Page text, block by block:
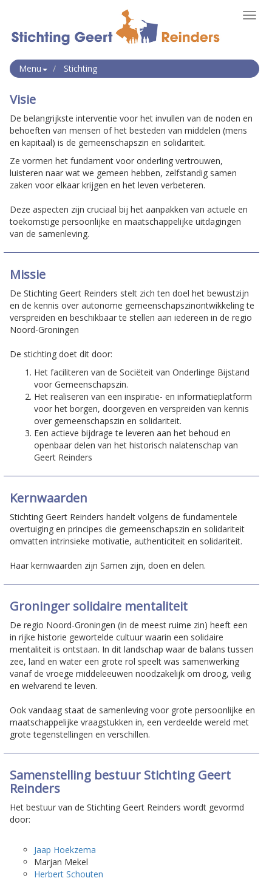
Menu Stichting
Visie
De belangrijkste interventie voor het invullen van de noden en
behoeften van mensen of het besteden van middelen (mens
en kapitaal) is de gemeenschapszin en solidariteit.
Ze vormen het fundament voor onderling vertrouwen,
luisteren naar wat we gemeen hebben, zelfstandig samen
zaken voor elkaar krijgen en het leven verbeteren.
Deze aspecten zijn cruciaal bij het aanpakken van actuele en
toekomstige persoonlijke en maatschappelijke uitdagingen
van de samenleving.
Missie
De Stichting Geert Reinders stelt zich ten doel het bewustzijn
en de kennis over autonome gemeenschapszinontwikkeling te
verspreiden en beschikbaar te stellen aan iedereen in de regio
Noord-Groningen
De stichting doet dit door:
Het faciliteren van de Sociëteit van Onderlinge Bijstand
voor Gemeenschapszin.
Het realiseren van een inspiratie- en informatieplatform
voor het borgen, doorgeven en verspreiden van kennis
over gemeenschapszin en solidariteit.
Een actieve bijdrage te leveren aan het behoud en
openbaar delen van het historisch nalatenschap van
Geert Reinders
Kernwaarden
Stichting Geert Reinders handelt volgens de fundamentele
overtuiging en principes die gemeenschapszin en solidariteit
omvatten intrinsieke motivatie, authenticiteit en solidariteit.
Haar kernwaarden zijn Samen zijn, doen en delen.
Groninger solidaire mentaliteit
De regio Noord-Groningen (in de meest ruime zin) heeft een
in rijke historie gewortelde cultuur waarin een solidaire
mentaliteit is ontstaan. In dit landschap waar de balans tussen
zee, land en water een grote rol speelt was samenwerking
vanaf de vroege middeleeuwen noodzakelijk om droog, veilig
en welvarend te leven.
Ook vandaag staat de samenleving voor grote persoonlijke en
maatschappelijke vraagstukken in, een verdeelde wereld met
grote tegenstellingen en verschillen.
Samenstelling bestuur Stichting Geert
Reinders
Het bestuur van de Stichting Geert Reinders wordt gevormd
door:
Jaap Hoekzema
Marjan Mekel
Herbert Schouten